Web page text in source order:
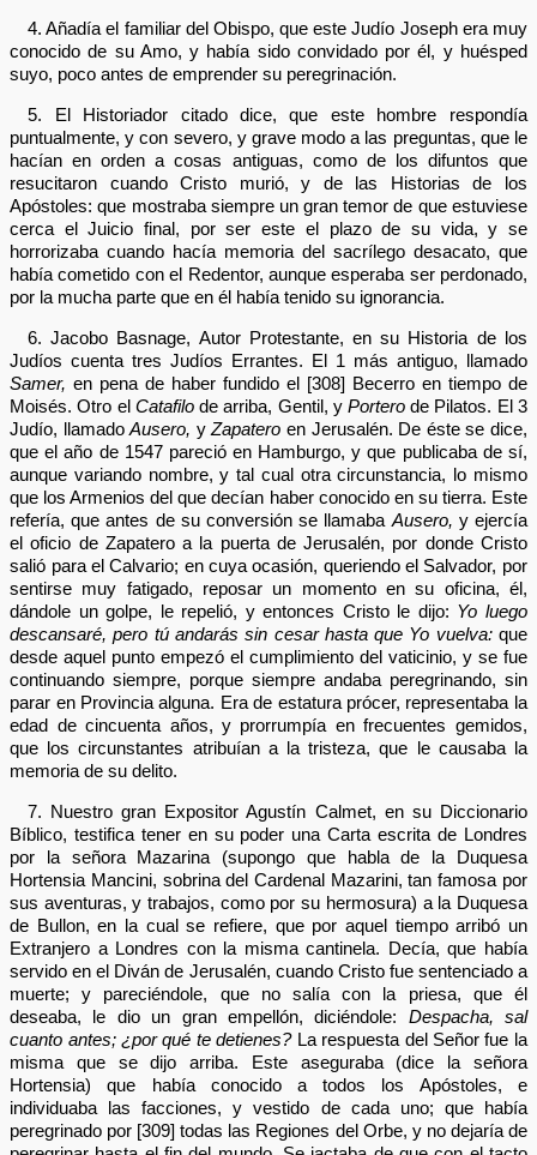
4. Añadía el familiar del Obispo, que este Judío Joseph era muy
conocido de su Amo, y había sido convidado por él, y huésped
suyo, poco antes de emprender su peregrinación.
5. El Historiador citado dice, que este hombre respondía
puntualmente, y con severo, y grave modo a las preguntas, que le
hacían en orden a cosas antiguas, como de los difuntos que
resucitaron cuando Cristo murió, y de las Historias de los
Apóstoles: que mostraba siempre un gran temor de que estuviese
cerca el Juicio final, por ser este el plazo de su vida, y se
horrorizaba cuando hacía memoria del sacrílego desacato, que
había cometido con el Redentor, aunque esperaba ser perdonado,
por la mucha parte que en él había tenido su ignorancia.
6. Jacobo Basnage, Autor Protestante, en su Historia de los
Judíos cuenta tres Judíos Errantes. El 1 más antiguo, llamado
Samer, en pena de haber fundido el [308] Becerro en tiempo de
Moisés. Otro el Catafilode arriba, Gentil, y Porterode Pilatos. El 3
Judío, llamadoAusero, yZapatero en Jerusalén. De éste se dice,
que el año de 1547 pareció en Hamburgo, y que publicaba de sí,
aunque variando nombre, y tal cual otra circunstancia, lo mismo
que los Armenios del que decían haber conocido en su tierra. Este
refería, que antes de su conversión se llamaba Ausero, y ejercía
el oficio de Zapatero a la puerta de Jerusalén, por donde Cristo
salió para el Calvario; en cuya ocasión, queriendo el Salvador, por
sentirse muy fatigado, reposar un momento en su oficina, él,
dándole un golpe, le repelió, y entonces Cristo le dijo: Yo luego
descansaré, pero tú andarás sin cesar hasta que Yo vuelva:que
desde aquel punto empezó el cumplimiento del vaticinio, y se fue
continuando siempre, porque siempre andaba peregrinando, sin
parar en Provincia alguna. Era de estatura prócer, representaba la
edad de cincuenta años, y prorrumpía en frecuentes gemidos,
que los circunstantes atribuían a la tristeza, que le causaba la
memoria de su delito.
7. Nuestro gran Expositor Agustín Calmet, en su Diccionario
Bíblico, testifica tener en su poder una Carta escrita de Londres
por la señora Mazarina (supongo que habla de la Duquesa
Hortensia Mancini, sobrina del Cardenal Mazarini, tan famosa por
sus aventuras, y trabajos, como por su hermosura) a la Duquesa
de Bullon, en la cual se refiere, que por aquel tiempo arribó un
Extranjero a Londres con la misma cantinela. Decía, que había
servido en el Diván de Jerusalén, cuando Cristo fue sentenciado a
muerte; y pareciéndole, que no salía con la priesa, que él
deseaba, le dio un gran empellón, diciéndole: Despacha, sal
cuanto antes; ¿por qué te detienes?La respuesta del Señor fue la
misma que se dijo arriba. Este aseguraba (dice la señora
Hortensia) que había conocido a todos los Apóstoles, e
individuaba las facciones, y vestido de cada uno; que había
peregrinado por [309] todas las Regiones del Orbe, y no dejaría de